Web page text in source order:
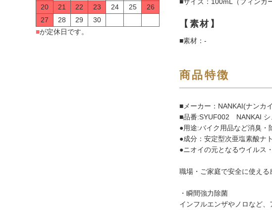
20
21 22 23 24 25
26
27
28 29
30
■が定休日です。
【素材】
■素材：-
商品特徴
■メーカー：NANKAI(ナンカ
■品番:SYUF002 NANKAI シ
●用途:バイク用品など消臭・
●成分：安定型次亜塩素酸ナ
●ニオイの元となるウイルス
職場・ご家庭で安全に使え
・瞬間強力除菌
インフルエンザやノロなど